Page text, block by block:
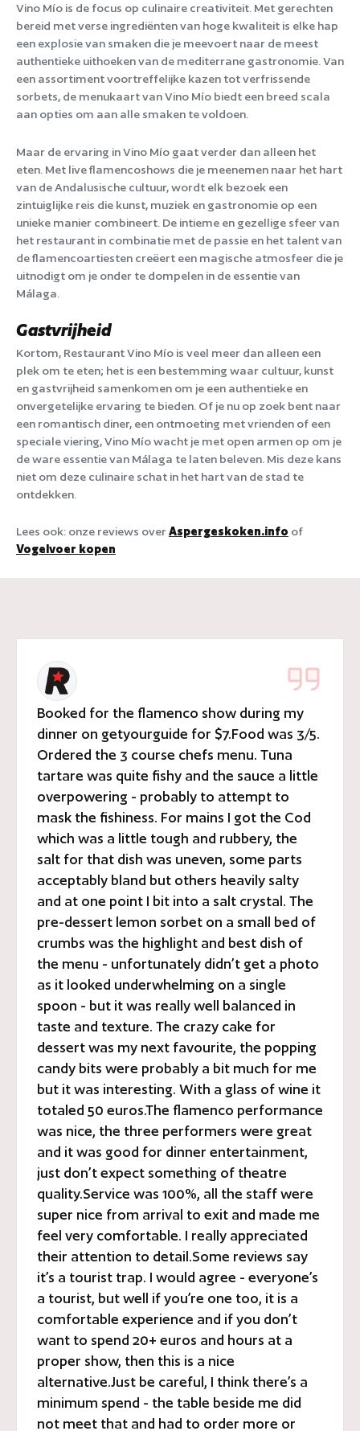
Vino Mío is de focus op culinaire creativiteit. Met gerechten
bereid met verse ingrediënten van hoge kwaliteit is elke hap
een explosie van smaken die je meevoert naar de meest
authentieke uithoeken van de mediterrane gastronomie. Van
een assortiment voortreffelijke kazen tot verfrissende
sorbets, de menukaart van Vino Mío biedt een breed scala
aan opties om aan alle smaken te voldoen.
Maar de ervaring in Vino Mío gaat verder dan alleen het
eten. Met live flamencoshows die je meenemen naar het hart
van de Andalusische cultuur, wordt elk bezoek een
zintuiglijke reis die kunst, muziek en gastronomie op een
unieke manier combineert. De intieme en gezellige sfeer van
het restaurant in combinatie met de passie en het talent van
de flamencoartiesten creëert een magische atmosfeer die je
uitnodigt om je onder te dompelen in de essentie van
Málaga.
Gastvrijheid
Kortom, Restaurant Vino Mío is veel meer dan alleen een
plek om te eten; het is een bestemming waar cultuur, kunst
en gastvrijheid samenkomen om je een authentieke en
onvergetelijke ervaring te bieden. Of je nu op zoek bent naar
een romantisch diner, een ontmoeting met vrienden of een
speciale viering, Vino Mío wacht je met open armen op om je
de ware essentie van Málaga te laten beleven. Mis deze kans
niet om deze culinaire schat in het hart van de stad te
ontdekken.
Lees ook: onze reviews overAspergeskoken.info of
Vogelvoer kopen
Booked for the flamenco show during my
dinner on getyourguide for $7.Food was 3/5.
Ordered the 3 course chefs menu. Tuna
tartare was quite fishy and the sauce a little
overpowering - probably to attempt to
mask the fishiness. For mains I got the Cod
which was a little tough and rubbery, the
salt for that dish was uneven, some parts
acceptably bland but others heavily salty
and at one point I bit into a salt crystal. The
pre-dessert lemon sorbet on a small bed of
crumbs was the highlight and best dish of
the menu - unfortunately didn’t get a photo
as it looked underwhelming on a single
spoon - but it was really well balanced in
taste and texture. The crazy cake for
dessert was my next favourite, the popping
candy bits were probably a bit much for me
but it was interesting. With a glass of wine it
totaled 50 euros.The flamenco performance
was nice, the three performers were great
and it was good for dinner entertainment,
just don’t expect something of theatre
quality.Service was 100%, all the staff were
super nice from arrival to exit and made me
feel very comfortable. I really appreciated
their attention to detail.Some reviews say
it’s a tourist trap. I would agree - everyone’s
a tourist, but well if you’re one too, it is a
comfortable experience and if you don’t
want to spend 20+ euros and hours at a
proper show, then this is a nice
alternative.Just be careful, I think there’s a
minimum spend - the table beside me did
not meet that and had to order more or